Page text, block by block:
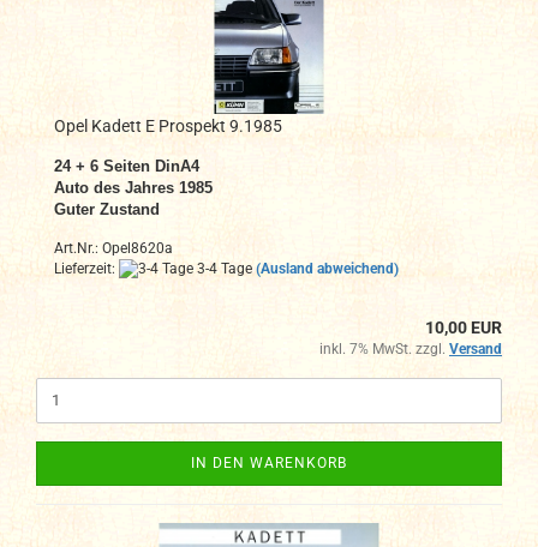
Opel Kadett E Prospekt 9.1985
24 + 6 Seiten DinA4
Auto des Jahres 1985
Guter Zustand
Art.Nr.: Opel8620a
Lieferzeit:
3-4 Tage (Ausland abweichend)
10,00 EUR
inkl. 7% MwSt. zzgl. Versand
IN DEN WARENKORB